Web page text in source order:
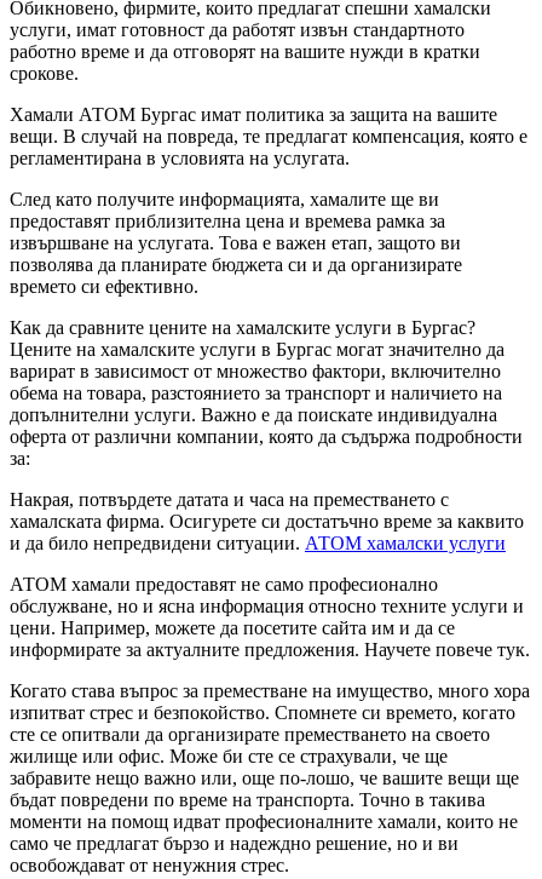
Обикновено, фирмите, които предлагат спешни хамалски
услуги, имат готовност да работят извън стандартното
работно време и да отговорят на вашите нужди в кратки
срокове.
Хамали АТОМ Бургас имат политика за защита на вашите
вещи. В случай на повреда, те предлагат компенсация, която е
регламентирана в условията на услугата.
След като получите информацията, хамалите ще ви
предоставят приблизителна цена и времева рамка за
извършване на услугата. Това е важен етап, защото ви
позволява да планирате бюджета си и да организирате
времето си ефективно.
Как да сравните цените на хамалските услуги в Бургас?
Цените на хамалските услуги в Бургас могат значително да
варират в зависимост от множество фактори, включително
обема на товара, разстоянието за транспорт и наличието на
допълнителни услуги. Важно е да поискате индивидуална
оферта от различни компании, която да съдържа подробности
за:
Накрая, потвърдете датата и часа на преместването с
хамалската фирма. Осигурете си достатъчно време за каквито
и да било непредвидени ситуации. АТОМ хамалски услуги
АТОМ хамали предоставят не само професионално
обслужване, но и ясна информация относно техните услуги и
цени. Например, можете да посетите сайта им и да се
информирате за актуалните предложения. Научете повече тук.
Когато става въпрос за преместване на имущество, много хора
изпитват стрес и безпокойство. Спомнете си времето, когато
сте се опитвали да организирате преместването на своето
жилище или офис. Може би сте се страхували, че ще
забравите нещо важно или, още по-лошо, че вашите вещи ще
бъдат повредени по време на транспорта. Точно в такива
моменти на помощ идват професионалните хамали, които не
само че предлагат бързо и надеждно решение, но и ви
освобождават от ненужния стрес.